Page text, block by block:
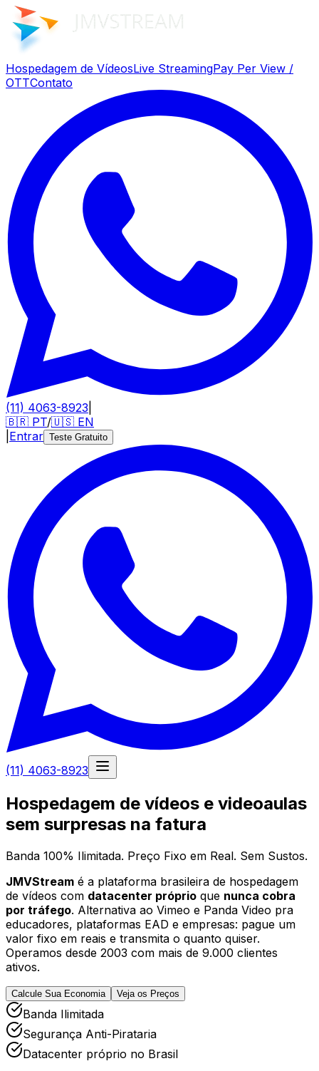
Hospedagem de VídeosLive StreamingPay Per View /
OTTContato
(11) 4063-8923
🇧🇷 PT/🇺🇸 EN
Entrar Teste Gratuito
(11) 4063-8923
Hospedagem de vídeos e videoaulas
sem surpresas na fatura
Banda 100% Ilimitada. Preço Fixo em Real. Sem Sustos.
JMVStream é a plataforma brasileira de hospedagem
de vídeos com datacenter próprio que nunca cobra
por tráfego. Alternativa ao Vimeo e Panda Video pra
educadores, plataformas EAD e empresas: pague um
valor fixo em reais e transmita o quanto quiser.
Operamos desde 2003 com mais de 9.000 clientes
ativos.
Calcule Sua Economia Veja os Preços
Banda Ilimitada
Segurança Anti-Pirataria
Datacenter próprio no Brasil